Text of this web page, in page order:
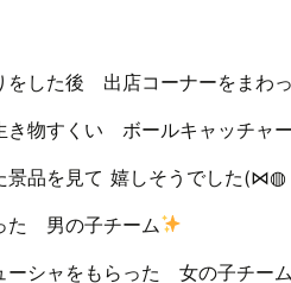
した後 出店コーナーをまわ
物すくい ボールキャッチャ
景品を見て 嬉しそうでした
た 男の子チーム
シャをもらった 女の子チー